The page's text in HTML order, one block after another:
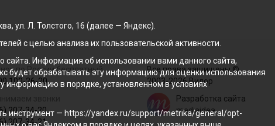
по России бесплатный
100-26-20
207-34-20
207-34-21
Все права защищены ©
2003-2026 Вилор
Разработка сайта
mediaidea
ул. Л. Толстого, 16 (далее — Яндекс).
с целью анализа их пользовательской активности.
Информация об использовании вами данного сайта,
будет обрабатывать эту информацию для оценки использования
информацию в порядке, установленном в условиях
инструмент — https://yandex.ru/support/metrika/general/opt-